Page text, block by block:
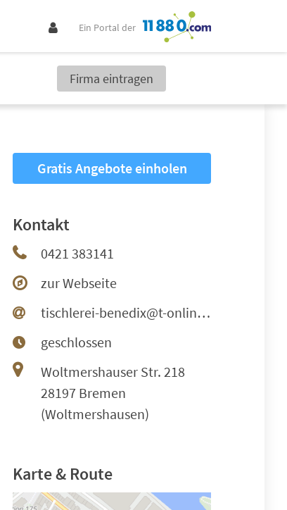
Ein Portal der
Firma eintragen
Gratis Angebote einholen
Kontakt
0421 383141
zur Webseite
tischlerei-benedix@t-online.de
geschlossen
Woltmershauser Str. 218
28197 Bremen
(Woltmershausen)
Karte & Route